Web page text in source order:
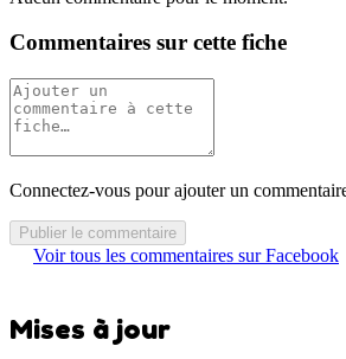
Commentaires sur cette fiche
Connectez-vous pour ajouter un
Publier le commentaire
Voir tous les commentaires sur Facebook
Mises à jour